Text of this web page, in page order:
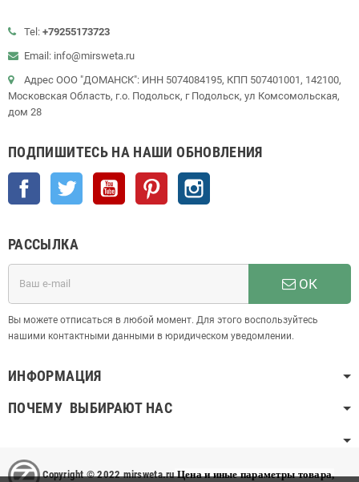
Tel: +79255173723
Email: info@mirsweta.ru
Адрес ООО "ДОМАНСК": ИНН 5074084195, КПП 507401001, 142100,
Московская Область, г.о. Подольск, г Подольск, ул Комсомольская,
дом 28
ПОДПИШИТЕСЬ НА НАШИ ОБНОВЛЕНИЯ
Facebook Twitter YouTube Pinterest
РАССЫЛКА
ОК
Вы можете отписаться в любой момент. Для этого воспользуйтесь
нашими контактными данными в юридическом уведомлении.
ИНФОРМАЦИЯ
ПОЧЕМУ ВЫБИРАЮТ НАС
Copyright © 2022 mirsweta.ruЦена и иные параметры товара,